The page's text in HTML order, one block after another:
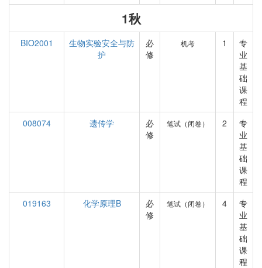
1秋
BIO2001
生物实验安全与防
护
必
修
机考 1
专
业
基
础
课
程
008074
遗传学
必
修
笔试（闭卷） 2
专
业
基
础
课
程
019163
化学原理B
必
修
笔试（闭卷） 4
专
业
基
础
课
程